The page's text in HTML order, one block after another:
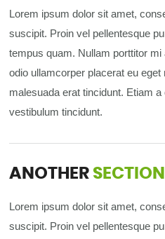
Lorem ipsum dolor sit amet,
suscipit. Proin vel pellentesque
tempus quam. Nullam porttitor
odio ullamcorper placerat eu
malesuada erat tincidunt. Etiam
vestibulum tincidunt.
ANOTHER SECTION
Lorem ipsum dolor sit amet,
suscipit. Proin vel pellentesque